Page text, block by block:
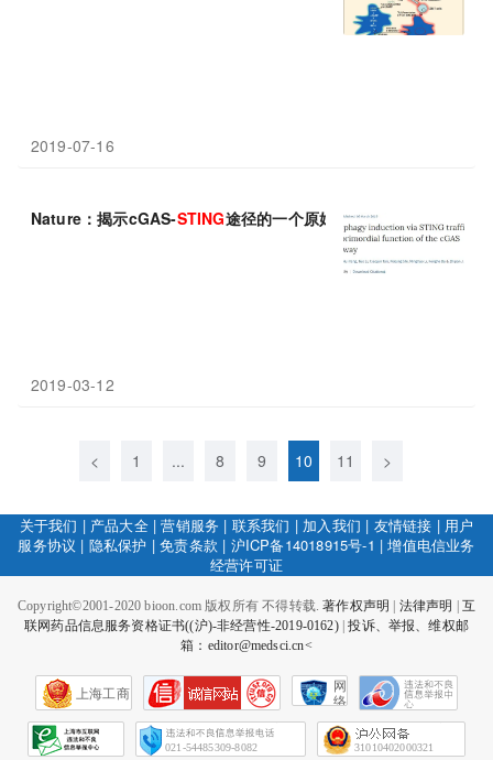
2019-07-16
Nature：揭示cGAS-STING途径的一个原始功能---诱导自噬
2019-03-12
< 1 ... 8 9 10 11 >
关于我们 | 产品大全|营销服务 | 联系我们 | 加入我们 | 友情链接 | 用户
服务协议 | 隐私保护 |免责条款 | 沪ICP备14018915号-1 |增值电信业务
经营许可证
Copyright©2001-2020 bioon.com 版权所有 不得转载.著作权声明 法律声明
互
联网药品信息服务资格证书((沪)-非经营性-2019-0162)|投诉、举报、维权邮
箱：editor@medsci.cn<
上海工商
网
络
会
征
021-54485309-8082 31010402000321